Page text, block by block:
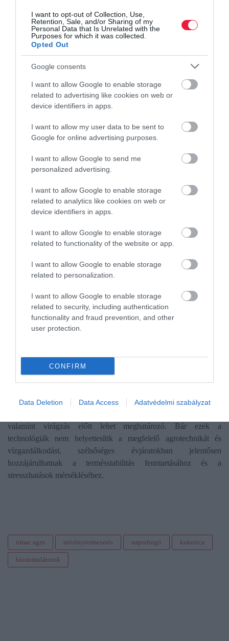
I want to opt-out of Collection, Use,
Retention, Sale, and/or Sharing of my
Personal Data that Is Unrelated with the
Purposes for which it was collected.
Opted Out
Google consents
I want to allow Google to enable storage
related to advertising like cookies on web or
device identifiers in apps.
I want to allow my user data to be sent to
Google for online advertising purposes.
I want to allow Google to send me
personalized advertising.
I want to allow Google to enable storage
related to analytics like cookies on web or
device identifiers in apps.
I want to allow Google to enable storage
related to functionality of the website or app.
I want to allow Google to enable storage
related to personalization.
I want to allow Google to enable storage
related to security, including authentication
functionality and fraud prevention, and other
user protection.
CONFIRM
Data Deletion Data Access Adatvédelmi szabályzat
alkalmazkodáshoz, valamint a stabilabb termésképzéshez száraz
időszakokban is.
SEACTIV AXIS kezelés 2l/ha dózissal (Forrás: TIMAC AGRO)
További biostimulátoros oldatok szerepe a szárazságstressz
A TIMAC AGRO mikroelemes biostimulátorai – köztük a
antioxidáns rendszerének működését és az anyagcsere-folyamatok
stabilitását, ezáltal hozzájárulhatnak a klimatikus stresszhatások
mérsékléséhez. A folyékony növénykondicionáló oldatok
alkalmazása elősegítheti az intenzívebb gyökérképződést,
javíthatja a víz- és tápanyagfelvétel hatékonyságát, fokozhatja az
antioxidáns aktivitást, valamint támogathatja a sejtműködés és a
működéséhez is, ami különösen fontos a termékenyülés és
A biostimulátoros kezelések alkalmazása különösen a korai
valamint virágzás előtt lehet meghatározó. Bár ezek a
technológiák nem helyettesítik a megfelelő agrotechnikát és
vízgazdálkodást, szélsőséges évjáratokban jelentősen
hozzájárulhatnak a termésstabilitás fenntartásához és a
stresszhatások mérsékléséhez.
timac agro növénytermesztés napraforgó kukorica
biostimulátorok